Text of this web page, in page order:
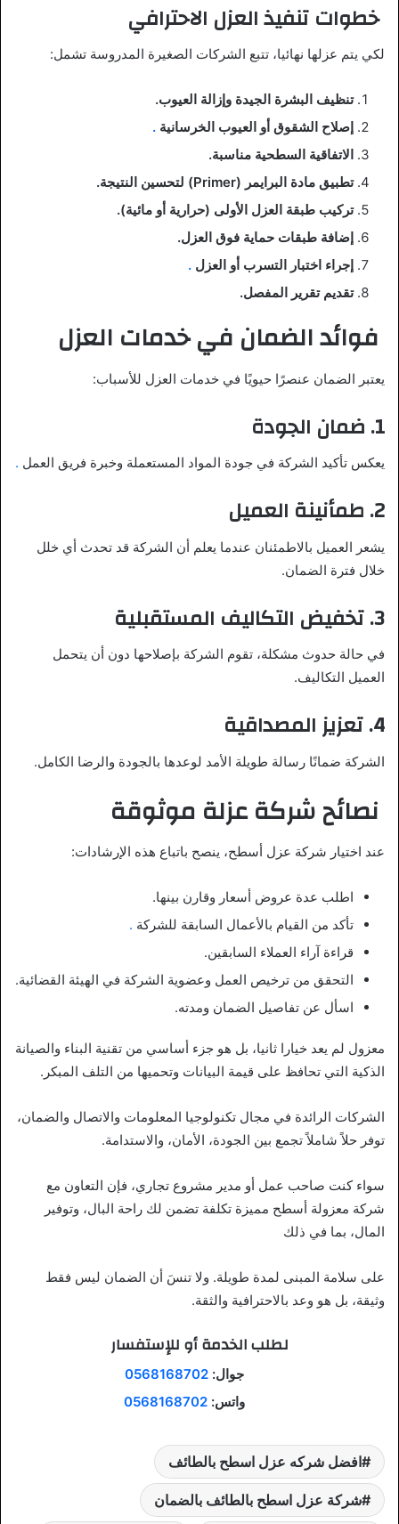
خطوات تنفيذ العزل الاحترافي
لكي يتم عزلها نهائيا، تتبع الشركات الصغيرة المدروسة تشمل:
تنظيف البشرة الجيدة وإزالة العيوب.
إصلاح الشقوق أو العيوب الخرسانية .
الاتفاقية السطحية مناسبة.
تطبيق مادة البرايمر (Primer) لتحسين النتيجة.
تركيب طبقة العزل الأولى (حرارية أو مائية).
إضافة طبقات حماية فوق العزل.
إجراء اختبار التسرب أو العزل .
تقديم تقرير المفصل.
فوائد الضمان في خدمات العزل
يعتبر الضمان عنصرًا حيويًا في خدمات العزل للأسباب:
1. ضمان الجودة
يعكس تأكيد الشركة في جودة المواد المستعملة وخبرة فريق العمل .
2. طمأنينة العميل
يشعر العميل بالاطمئنان عندما يعلم أن الشركة قد تحدث أي خلل
خلال فترة الضمان.
3. تخفيض التكاليف المستقبلية
في حالة حدوث مشكلة، تقوم الشركة بإصلاحها دون أن يتحمل
العميل التكاليف.
4. تعزيز المصداقية
الشركة ضمانًا رسالة طويلة الأمد لوعدها بالجودة والرضا الكامل.
نصائح شركة عزلة موثوقة
عند اختيار شركة عزل أسطح، ينصح باتباع هذه الإرشادات:
اطلب عدة عروض أسعار وقارن بينها.
تأكد من القيام بالأعمال السابقة للشركة .
قراءة آراء العملاء السابقين.
التحقق من ترخيص العمل وعضوية الشركة في الهيئة القضائية.
اسأل عن تفاصيل الضمان ومدته.
معزول لم يعد خيارا ثانيا، بل هو جزء أساسي من تقنية البناء والصيانة
الذكية التي تحافظ على قيمة البيانات وتحميها من التلف المبكر.
الشركات الرائدة في مجال تكنولوجيا المعلومات والاتصال والضمان،
توفر حلاً شاملاً تجمع بين الجودة، الأمان، والاستدامة.
سواء كنت صاحب عمل أو مدير مشروع تجاري، فإن التعاون مع
شركة معزولة أسطح مميزة تكلفة تضمن لك راحة البال، وتوفير
المال، بما في ذلك
على سلامة المبنى لمدة طويلة. ولا تنسَ أن الضمان ليس فقط
وثيقة، بل هو وعد بالاحترافية والثقة.
لطلب الخدمة أو للإستفسار
جوال:0568168702
واتس:0568168702
افضل شركه عزل اسطح بالطائف
شركة عزل اسطح بالطائف بالضمان